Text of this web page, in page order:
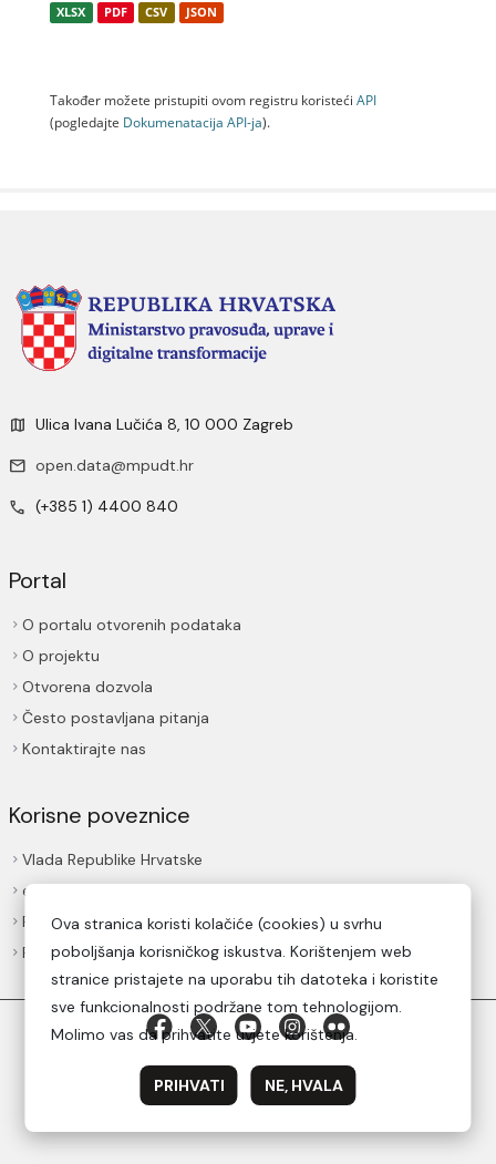
XLSX PDF CSV JSON
Također možete pristupiti ovom registru koristeći API
(pogledajte Dokumenаtаcijа API-jа).